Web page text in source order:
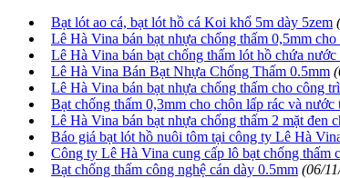
Bạt lót ao cá, bạt lót hồ cá Koi khổ 5m dày 5zem
Lê Hà Vina bán bạt nhựa chống thấm 0,5mm
Lê Hà Vina bán bạt chống thấm lót hồ chứa
Lê Hà Vina Bán Bạt Nhựa Chống Thấm 0.5mm
Lê Hà Vina bán bạt nhựa chống thấm cho công
Bạt chống thấm 0,3mm cho chôn lấp rác và nước
Lê Hà Vina bán bạt nhựa chống thấm 2 mặt đen
Báo giá bạt lót hồ nuôi tôm tại công ty Lê Hà
Công ty Lê Hà Vina cung cấp lô bạt chống thấm
Bạt chống thấm công nghệ cán dày 0.5mm (06/